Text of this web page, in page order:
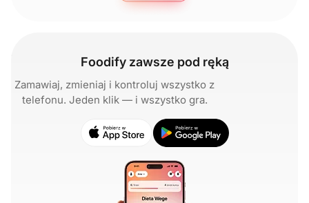
Foodify zawsze pod ręką
Zamawiaj, zmieniaj i kontroluj wszystko z
telefonu. Jeden klik — i wszystko gra.